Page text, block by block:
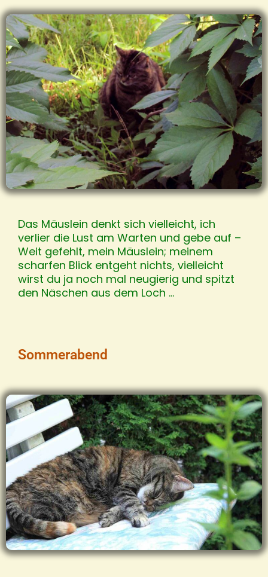
Das Mäuslein denkt sich vielleicht, ich
verlier die Lust am Warten und gebe auf –
Weit gefehlt, mein Mäuslein; meinem
scharfen Blick entgeht nichts, vielleicht
wirst du ja noch mal neugierig und spitzt
den Näschen aus dem Loch …
Sommerabend